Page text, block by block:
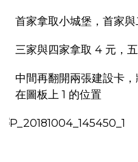
首家拿取小城堡，首家
三家與四家拿取 4 元，
中間再翻開兩張建設卡
在圖板上 1 的位置